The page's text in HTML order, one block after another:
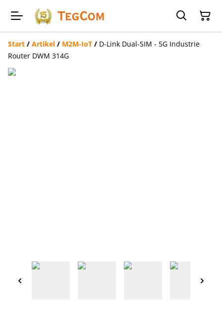
Start / Artikel / M2M-IoT / D-Link Dual-SIM - 5G Industrie
Router DWM 314G